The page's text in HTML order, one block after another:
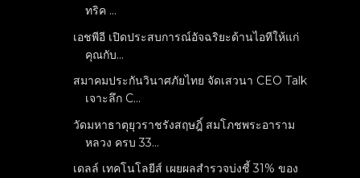
ทริค ...
เอชพีอี เปิดประสบการณ์อัจฉริยะด้านไอทีให้แก่
คุณกับ...
สมาคมประกันวินาศภัยไทย จัดเสวนา CEO Talk
เจาะลึก C...
วัดมหาธาตุยุวราชรังสฤษฎิ์ สมโภชพระอาราม
หลวง ครบ 33...
เดลล์ เทคโนโลยีส์ เผยผลสำรวจบ่งชี้ 31% ของ